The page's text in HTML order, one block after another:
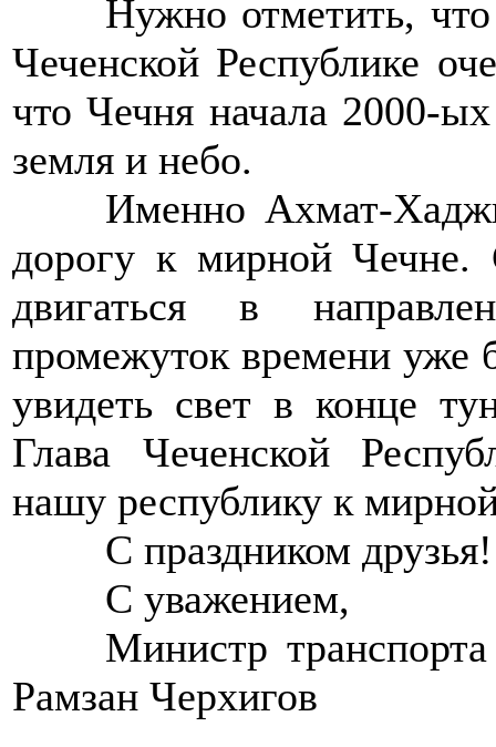
Нужно отметить, что
Чеченской Республике
что Чечня начала 2000-
земля и небо.
Именно Ахмат-
дорогу к мирной Чечне.
двигаться в
промежуток времени уже
увидеть свет в конце
Глава Чеченской
нашу республику к
С праздником
С уважением,
Министр
Рамзан Черхигов